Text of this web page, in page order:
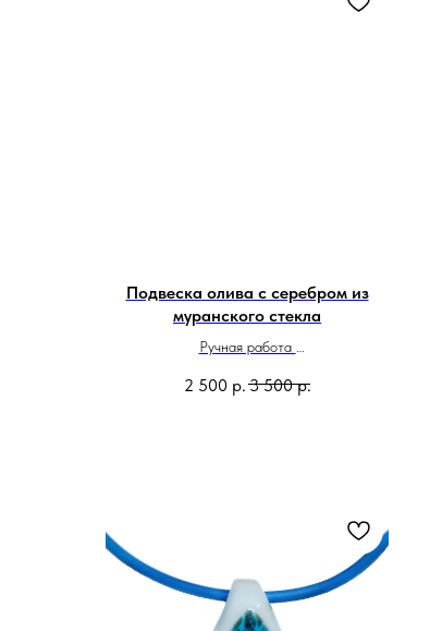
Подвеска олива с серебром из
муранского стекла
Ручная работа
2 500 р.3 500 р.